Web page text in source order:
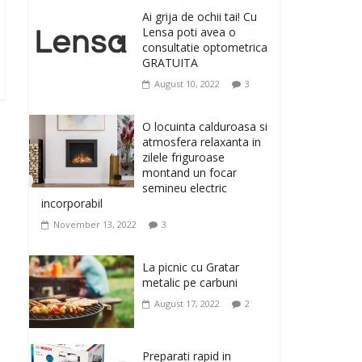
la Giftspot.ro, magazinul de cadouri
originale. O alegere buna, Oglinda de baie
cu mărire și iluminare LED
0
musculatura pentru un
corp sanatos si
armonios dezvoltat, cu
Flexor Fitness-dispozitiv
pentru tonifiere muschi
February 10, 2026
Ivatherm pentru o piele
neteda si elastica.
February 6, 2026
Ai grija de ochii tai! Cu
Lensa poti avea o
consultatie optometrica
GRATUITA
August 10, 2022 3
O locuinta calduroasa si
atmosfera relaxanta in
zilele friguroase
montand un focar
semineu electric
incorporabil
November 13, 2022 3
La picnic cu Gratar
metalic pe carbuni
August 17, 2022 2
Preparati rapid in